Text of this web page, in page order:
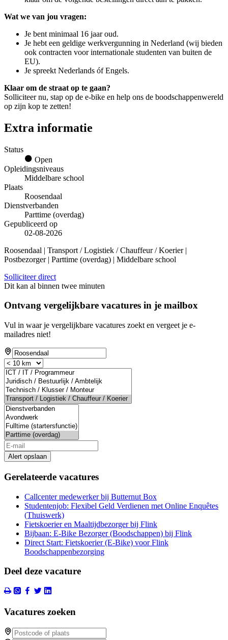
Wat we van jou vragen:
Je bent minimaal 16 jaar oud.
Je hebt een geldige werkvergunning in Nederland (wij bieden
ook contracten voor internationale studenten van buiten de
EU).
Je spreekt Nederlands óf Engels.
Klaar om de straat op te gaan?
Solliciteer nu, stap op de e-bike en help ons de boodschappenwereld
op zijn kop te zetten!
Extra informatie
Status
Open
Opleidingsniveaus
Middelbare school
Plaats
Roosendaal
Dienstverbanden
Parttime (overdag)
Gepubliceerd op
02-08-2026
Roosendaal | Transport / Logistiek / Chauffeur / Koerier |
Postbezorger | Parttime (overdag) | Middelbare school
Solliciteer direct
Dit kan al binnen twee minuten
Ontvang vergelijkbare vacatures in je mailbox
Vul in waar je vergelijkbare vacatures zoekt en vergeet je e-
mailadres niet!
Alert opslaan
Gerelateerde vacatures
Callcenter medewerker bij Butternut Box
Studentenjob: Flexibel Geld Verdienen met Online Enquêtes
(Thuiswerk)
Fietskoerier en Maaltijdbezorger bij Flink
Bijbaan: E-Bike Bezorger (Boodschappen) bij Flink
Direct Start: Fietskoerier (E-Bike) voor Flink
Boodschappenbezorging
Deel deze vacature
Vacatures zoeken